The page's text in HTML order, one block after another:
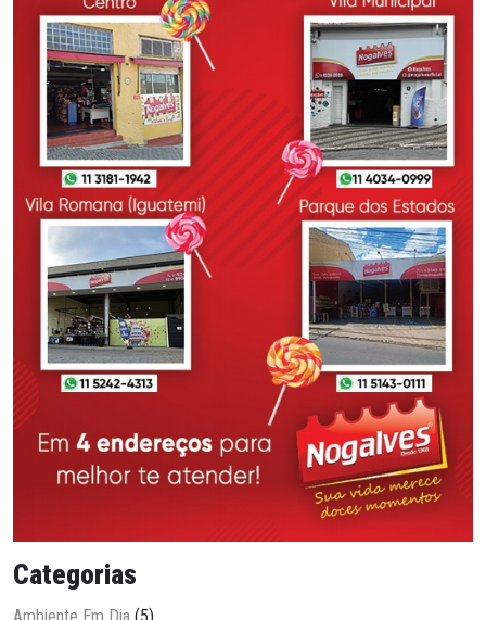
Categorias